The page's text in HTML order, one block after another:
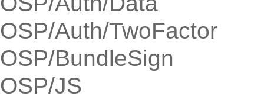
OSP/Auth/TwoFactor
OSP/BundleSign
OSP/JS